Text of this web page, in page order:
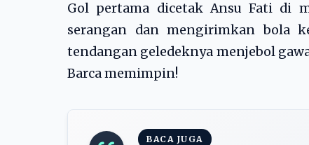
Gol pertama dicetak Ansu Fati di
serangan dan mengirimkan bola
tendangan geledeknya menjebol
Barca memimpin!
BACA JUGA